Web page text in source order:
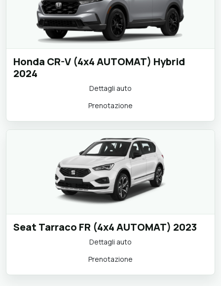
Honda CR-V (4x4 AUTOMAT) Hybrid
2024
Dettagli auto
Prenotazione
Seat Tarraco FR (4x4 AUTOMAT) 2023
Dettagli auto
Prenotazione